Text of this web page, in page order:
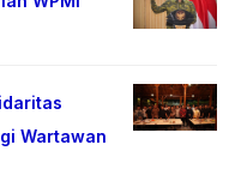
Wartawan